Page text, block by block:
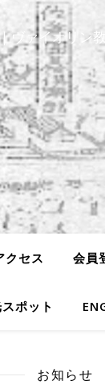
ァイオリン教
クセス 会員
ポット
お知らせ